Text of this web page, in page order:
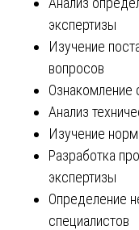
экспертизы
Изучение
вопросов
Ознакомление
Анализ
Изучение
Разработка
экспертизы
Определение
специалистов